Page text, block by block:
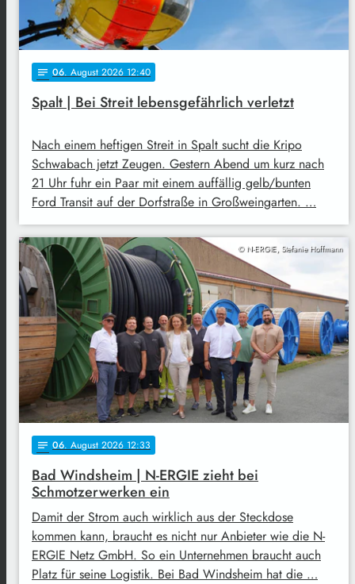
notes 06. August 2026 12:40
Spalt | Bei Streit lebensgefährlich verletzt
Nach einem heftigen Streit in Spalt sucht die Kripo
Schwabach jetzt Zeugen. Gestern Abend um kurz nach
21 Uhr fuhr ein Paar mit einem auffällig gelb/bunten
Ford Transit auf der Dorfstraße in Großweingarten. …
© N-ERGIE, Stefanie Hoffmann
notes 06. August 2026 12:33
Bad Windsheim | N-ERGIE zieht bei
Schmotzerwerken ein
Damit der Strom auch wirklich aus der Steckdose
kommen kann, braucht es nicht nur Anbieter wie die N-
ERGIE Netz GmbH. So ein Unternehmen braucht auch
Platz für seine Logistik. Bei Bad Windsheim hat die …